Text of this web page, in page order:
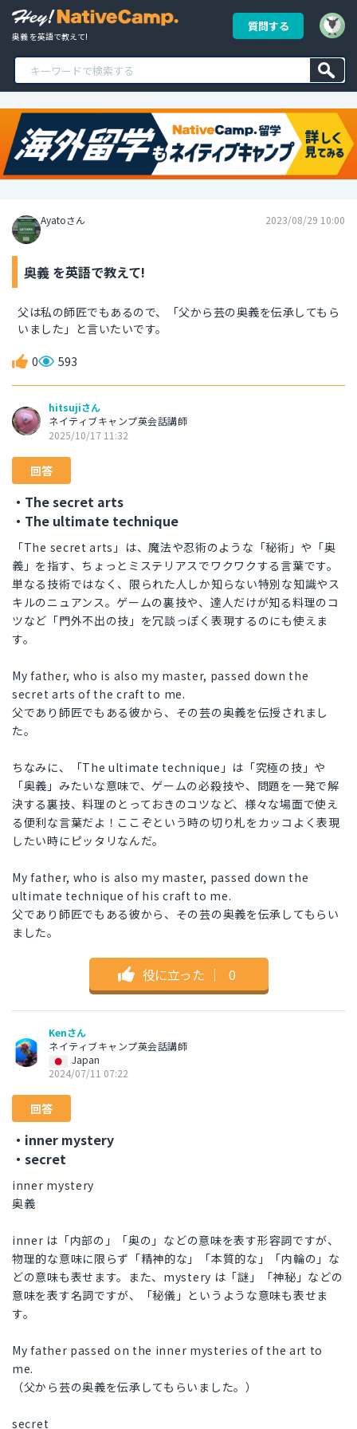
奥義 を英語で教えて!
質問する
Ayatoさん 2023/08/29 10:00
奥義 を英語で教えて!
父は私の師匠でもあるので、「父から芸の奥義を伝承してもら
いました」と言いたいです。
0 593
hitsujiさん
ネイティブキャンプ英会話講師
2025/10/17 11:32
回答
・The secret arts
・The ultimate technique
「The secret arts」は、魔法や忍術のような「秘術」や「奥
義」を指す、ちょっとミステリアスでワクワクする言葉です。
単なる技術ではなく、限られた人しか知らない特別な知識やス
キルのニュアンス。ゲームの裏技や、達人だけが知る料理のコ
ツなど「門外不出の技」を冗談っぽく表現するのにも使えま
す。
My father, who is also my master, passed down the
secret arts of the craft to me.
父であり師匠でもある彼から、その芸の奥義を伝授されまし
た。
ちなみに、「The ultimate technique」は「究極の技」や
「奥義」みたいな意味で、ゲームの必殺技や、問題を一発で解
決する裏技、料理のとっておきのコツなど、様々な場面で使え
る便利な言葉だよ！ここぞという時の切り札をカッコよく表現
したい時にピッタリなんだ。
My father, who is also my master, passed down the
ultimate technique of his craft to me.
父であり師匠でもある彼から、その芸の奥義を伝承してもらい
ました。
役に立った ｜ 0
Kenさん
ネイティブキャンプ英会話講師
Japan
2024/07/11 07:22
回答
・inner mystery
・secret
inner mystery
奥義
inner は「内部の」「奥の」などの意味を表す形容詞ですが、
物理的な意味に限らず「精神的な」「本質的な」「内輪の」な
どの意味も表せます。また、mystery は「謎」「神秘」などの
意味を表す名詞ですが、「秘儀」というような意味も表せま
す。
My father passed on the inner mysteries of the art to
me.
（父から芸の奥義を伝承してもらいました。）
secret